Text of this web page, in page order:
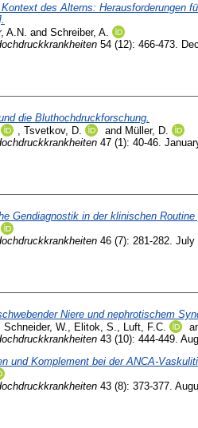
des Alterns: Herausforderungen
A.N. and Schreiber, A.
54 (12): 466-473.
die Bluthochdruckforschung.
, Tsvetkov, D. and Müller, D.
47 (1): 40-46.
Gendiagnostik in der klinischen
46 (7): 281-282. July
Niere und nephrotischem
Schneider, W., Elitok, S., Luft, F.C.
43 (10): 444-449.
und Komplement bei der ANCA-
43 (8): 373-377.